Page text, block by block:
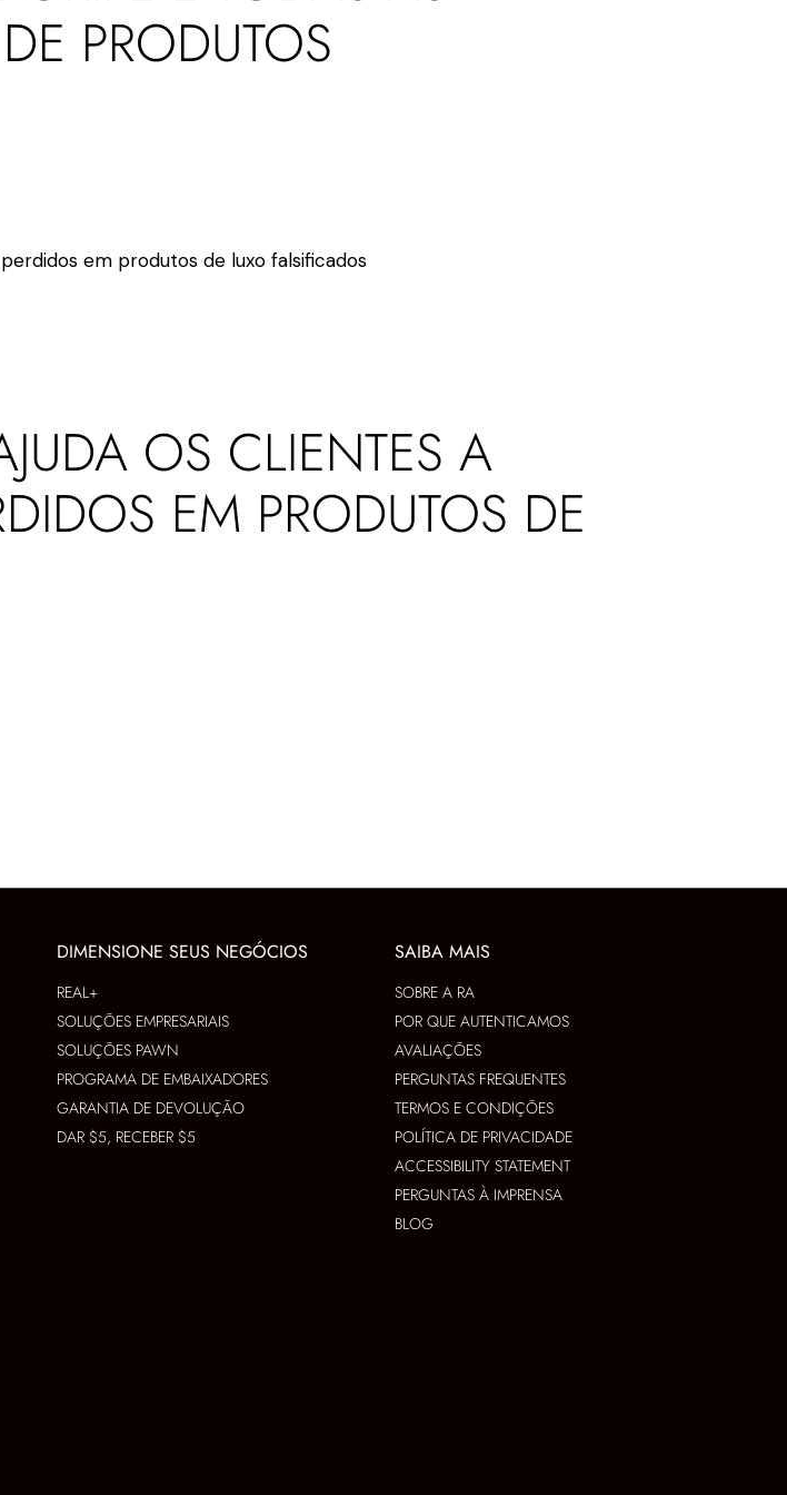
PRODUTOS
OS CLIENTES A
EM PRODUTOS DE
DIMENSIONE SEUS NEGÓCIOS
REAL+
SOLUÇÕES EMPRESARIAIS
SOLUÇÕES PAWN
PROGRAMA DE EMBAIXADORES
GARANTIA DE DEVOLUÇÃO
DAR $5, RECEBER $5
SAIBA MAIS
SOBRE A RA
POR QUE AUTENTICAMOS
AVALIAÇÕES
PERGUNTAS FREQUENTES
TERMOS E CONDIÇÕES
POLÍTICA DE PRIVACIDADE
ACCESSIBILITY STATEMENT
PERGUNTAS À IMPRENSA
BLOG